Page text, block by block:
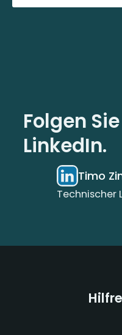
Folgen
LinkedIn.
Timo
Technischer